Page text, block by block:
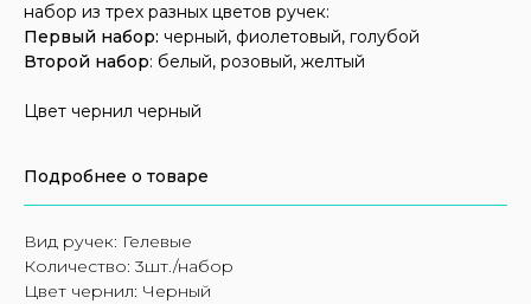
набор из трех разных цветов ручек:
Первый набор: черный, фиолетовый, голубой
Второй набор: белый, розовый, желтый
Цвет чернил черный
Подробнее о товаре
Вид ручек: Гелевые
Количество: 3шт./набор
Цвет чернил: Черный